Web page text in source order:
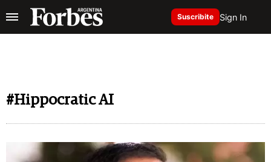
Suscribite Sign In
#Hippocratic AI